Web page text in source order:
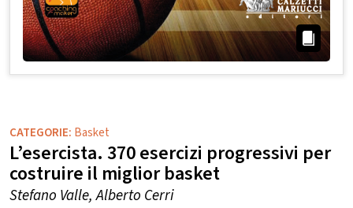
CATEGORIE: Basket
L’esercista. 370 esercizi progressivi per
costruire il miglior basket
Stefano Valle, Alberto Cerri